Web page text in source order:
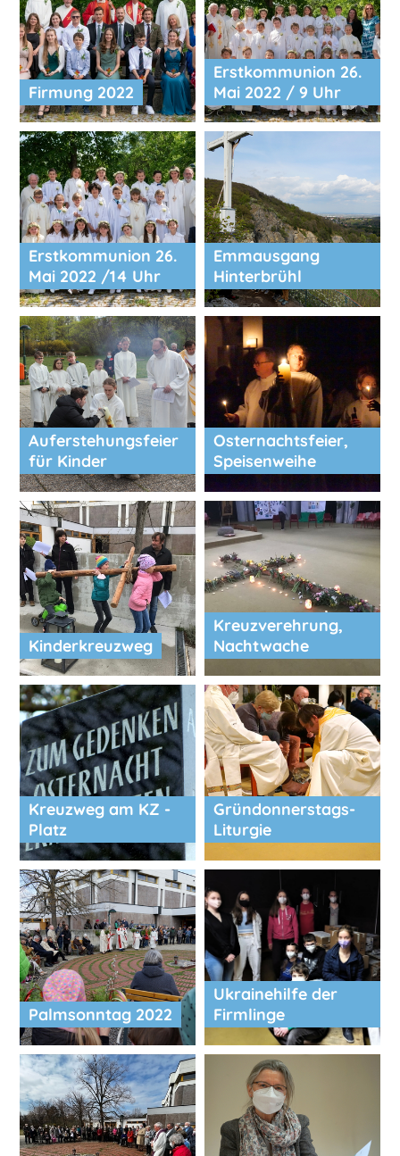
Firmung 2022
Erstkommunion 26.
Mai 2022 / 9 Uhr
Erstkommunion 26.
Mai 2022 /14 Uhr
Emmausgang
Hinterbrühl
Auferstehungsfeier
für Kinder
Osternachtsfeier,
Speisenweihe
Kinderkreuzweg
Kreuzverehrung,
Nachtwache
Kreuzweg am KZ -
Platz
Gründonnerstags-
Liturgie
Palmsonntag 2022
Ukrainehilfe der
Firmlinge